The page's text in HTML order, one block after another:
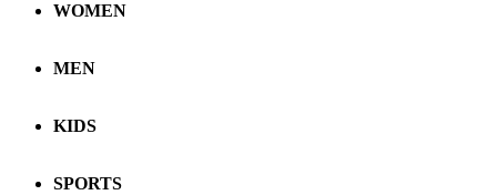
WOMEN
MEN
KIDS
SPORTS